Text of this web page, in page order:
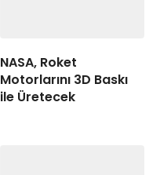
NASA, Roket
Motorlarını 3D Baskı
ile Üretecek